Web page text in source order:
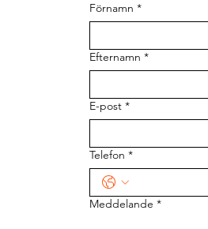
Förnamn *
Efternamn *
E-post *
Telefon *
Meddelande *